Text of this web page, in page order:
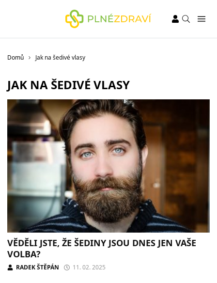
Domů Jak na šedivé vlasy
JAK NA ŠEDIVÉ VLASY
VĚDĚLI JSTE, ŽE ŠEDINY JSOU DNES JEN VAŠE
VOLBA?
RADEK ŠTĚPÁN 11. 02. 2025